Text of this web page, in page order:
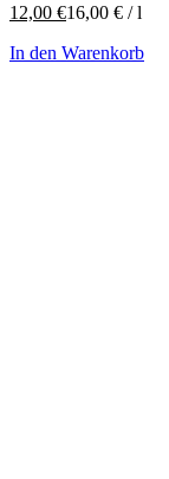
12,00 €16,00 € /l
In den Warenkorb